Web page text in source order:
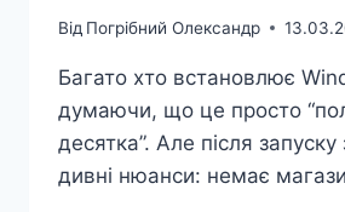
Від Погрібний Олександр
Багато хто встановлює
думаючи, що це просто
десятка”. Але після запуску
дивні нюанси: немає